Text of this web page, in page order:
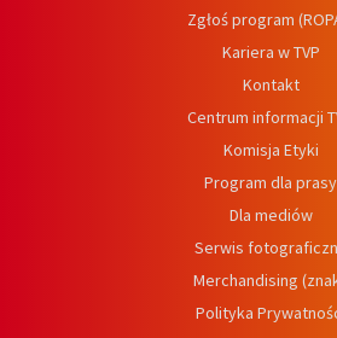
Zgłoś program
Kariera w TVP
Kontakt
Centrum informacji
Komisja Etyki
Program dla prasy
Dla mediów
Serwis
Merchandising
Polityka